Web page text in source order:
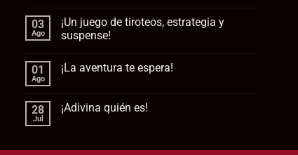
comentarios
en
No
para
la
03
Ago
¡Un juego de tiroteos, estrategia y
suspense!
comentarios
en
de
tiroteos,
01
Ago
¡La aventura te espera!
en
28
Jul
¡Adivina quién es!
en